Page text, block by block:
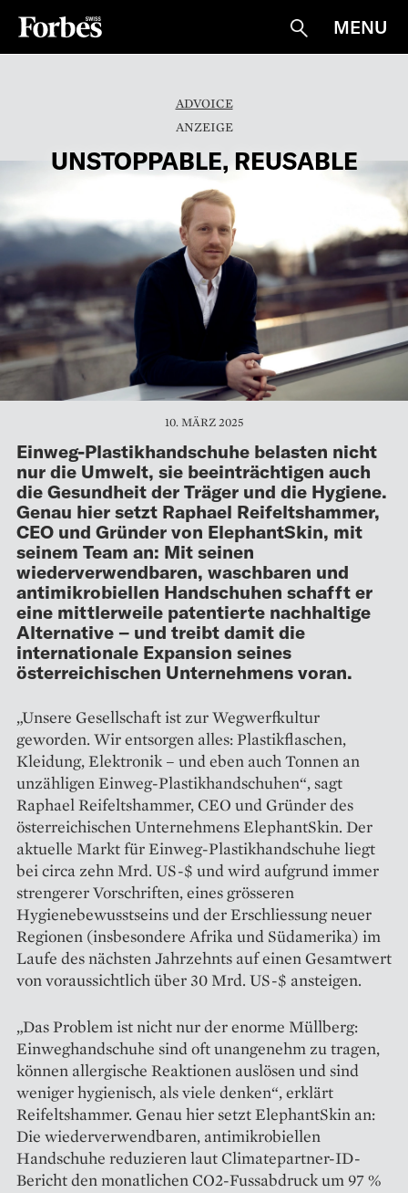
Suche
MENU
ADVOICE
UNSTOPPABLE, REUSABLE
10. MÄRZ 2025
Einweg-Plastikhandschuhe belasten nicht
nur die Umwelt, sie beeinträchtigen auch
die Gesundheit der Träger und die Hygiene.
Genau hier setzt Raphael Reifeltshammer,
CEO und Gründer von ElephantSkin, mit
seinem Team an: Mit seinen
wiederverwendbaren, waschbaren und
antimikrobiellen Handschuhen schafft er
eine mittlerweile patentierte nachhaltige
Alternative – und treibt damit die
internationale Expansion seines
österreichischen Unternehmens voran.
„Unsere Gesellschaft ist zur Wegwerfkultur
geworden. Wir entsorgen alles: Plastikflaschen,
Kleidung, Elektronik – und eben auch Tonnen an
unzähligen Einweg-Plastikhand­schuhen“, sagt
Raphael Reifeltshammer, CEO und Gründer des
österreichischen Unternehmens ElephantSkin. Der
aktuelle Markt für Einweg-Plastikhandschuhe liegt
bei circa zehn Mrd. US-$ und wird aufgrund immer
strengerer Vorschriften, eines grösseren
Hygienebewusstseins und der Erschliessung neuer
Regionen (insbesondere Afrika und Süd­amerika) im
Laufe des nächsten Jahrzehnts auf einen Gesamtwert
von voraussichtlich über 30 Mrd. US-$ ansteigen.
„Das Problem ist nicht nur der enorme Müllberg:
Einweghandschuhe sind oft unangenehm zu tragen,
können allergische Reaktionen auslösen und sind
weniger hygienisch, als viele denken“, erklärt
Reifeltshammer. Genau hier setzt ElephantSkin an:
Die wiederverwendbaren, antimikro­biellen
Handschuhe reduzieren laut Climatepartner-ID-
Bericht den monatlichen CO2-Fussabdruck um 97 %